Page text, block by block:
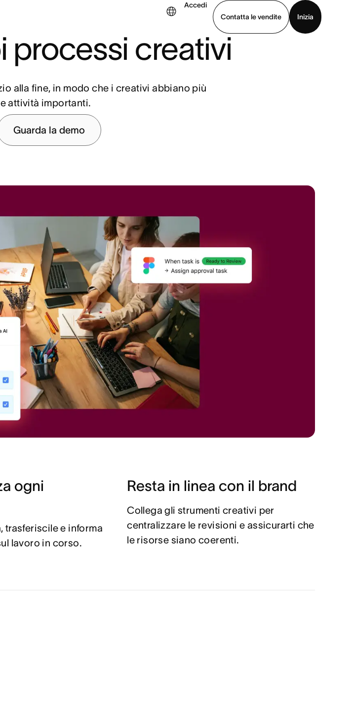
Accedi
Contatta le vendite
Inizia
Contatta le vendite Guarda la demo Scarica l’app
processi creativi
alla fine, in modo che i creativi abbiano più
attività importanti.
Guarda la demo
ogni
trasferiscile e informa
lavoro in corso.
Resta in linea con il brand
Collega gli strumenti creativi per
centralizzare le revisioni e assicurarti che
le risorse siano coerenti.